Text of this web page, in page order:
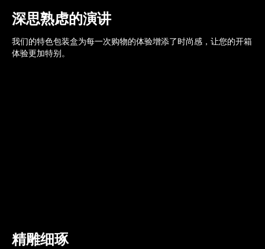
深思熟虑的演讲
我们的特色包装盒为每一次购物的体验增添了时尚感，让您的开箱
体验更加特别。
精雕细琢